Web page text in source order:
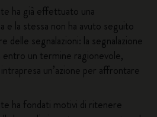
ha già effettuato una
e la stessa non ha avuto seguito
delle segnalazioni: la segnalazione
un termine ragionevole,
un’azione per affrontare
ha fondati motivi di ritenere